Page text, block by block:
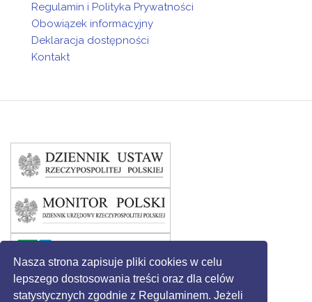
Nasza strona zapisuje pliki cookies w celu
lepszego dostosowania treści oraz dla celów
statystycznych zgodnie z Regulaminem. Jeżeli
Regulamin i Polityka Prywatności
Obowiązek informacyjny
Deklaracja dostępności
Kontakt